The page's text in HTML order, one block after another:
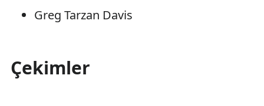
Greg Tarzan Davis
Çekimler